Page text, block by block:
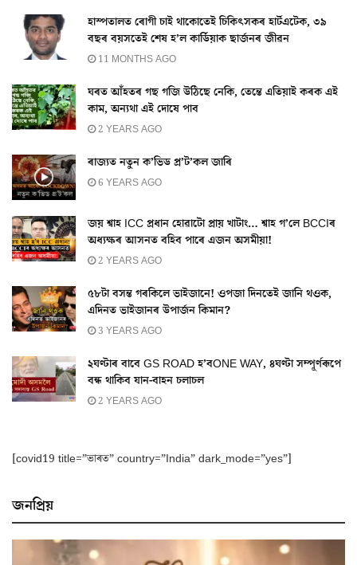
হাস্পতালত ৰোগী চাই থাকোতেই চিকিৎসকৰ হাৰ্টএটেক, ৩৯
বছৰ বয়সতেই শেষ হ’ল কাৰ্ডিয়াক ছাৰ্জনৰ জীৱন
11 MONTHS AGO
ঘৰত আঁহতৰ গছ গজি উঠিছে নেকি, তেন্তে এতিয়াই কৰক এই
কাম, অন্যথা এই দোষে পাব
2 YEARS AGO
ৰাজ্যত নতুন ক’ভিড প্ৰ’ট’কল জাৰি
6 YEARS AGO
জয় শ্বাহ ICC প্রধান হোৱাটো প্ৰায় খাটাং… শ্বাহ গ’লে BCCIৰ
অধ্যক্ষৰ আসনত বহিব পাৰে এজন অসমীয়া!
2 YEARS AGO
৫৮টা বসন্ত গৰকিলে ভাইজানে! ওপজা দিনতেই জানি থওক,
এদিনত ভাইজানৰ উপাৰ্জন কিমান?
3 YEARS AGO
২ঘণ্টাৰ বাবে GS ROAD হ’বONE WAY, ৪ঘণ্টা সম্পূৰ্ণৰূপে
বন্ধ থাকিব যান-বাহন চলাচল
2 YEARS AGO
[covid19 title=”ভাৰত” country=”India” dark_mode=”yes”]
জনপ্ৰিয়